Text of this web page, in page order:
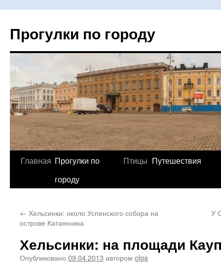
Прогулки по городу
Перейти
Главная Прогулки по
городу
Птицы Путешествия
← Хельсинки: около Успенского собора на
острове Катаянокка
У
Хельсинки: на площади
Опубликовано 09.04.2013 автором olga